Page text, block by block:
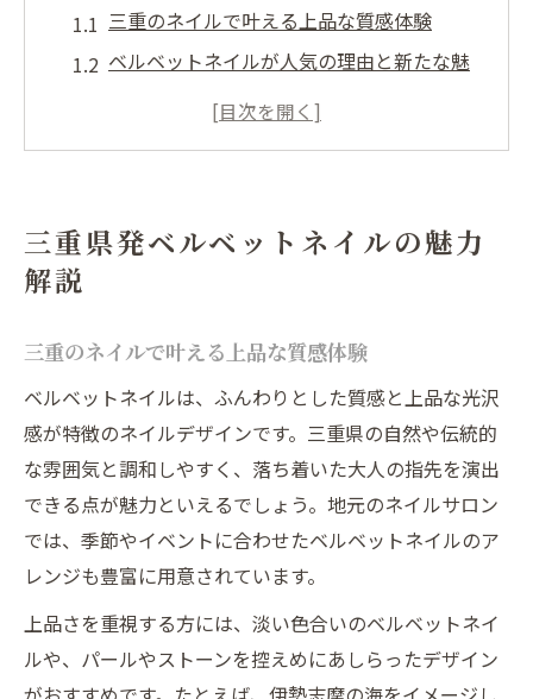
三重のネイルで叶える上品な質感体験
ベルベットネイルが人気の理由と新たな魅
地域サロンで体験する特別なネイルサービ
ふわふわな質感が映える大人のネイル選び
上品さ重視のネイルデザイン決定ポイント
三重県で体験する上質ネイルの魅力とは
ネイルの質感で差がつく大人女子の選択肢
大人のためのベルベットネイル最新事情
この春注目のベルベットネイルとは
流行のネイルデザイン春の新提案を解説
この春選びたい上品ベルベットネイル特集
三重で注目のネイルデザイン最新トレンド
三重県発ベルベットネイルの魅力
解説
三重のネイルで叶える上品な質感体験
ベルベットネイルは、ふんわりとした質感と上品な光沢
感が特徴のネイルデザインです。三重県の自然や伝統的
な雰囲気と調和しやすく、落ち着いた大人の指先を演出
できる点が魅力といえるでしょう。地元のネイルサロン
では、季節やイベントに合わせたベルベットネイルのア
レンジも豊富に用意されています。
上品さを重視する方には、淡い色合いのベルベットネイ
ルや、パールやストーンを控えめにあしらったデザイン